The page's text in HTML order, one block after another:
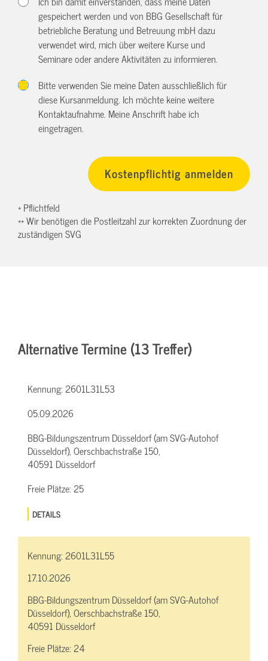
gespeichert werden und von BBG Gesellschaft für
betriebliche Beratung und Betreuung mbH dazu
verwendet wird, mich über weitere Kurse und
Seminare oder andere Aktivitäten zu informieren.
Bitte verwenden Sie meine Daten ausschließlich für
diese Kursanmeldung. Ich möchte keine weitere
Kontaktaufnahme. Meine Anschrift habe ich
eingetragen.
* Pflichtfeld
** Wir benötigen die Postleitzahl zur korrekten Zuordnung der
zuständigen SVG
Alternative Termine (13 Treffer)
Kennung:2601L31L53
05.09.2026
BBG-Bildungszentrum Düsseldorf (am SVG-Autohof
Düsseldorf), Oerschbachstraße 150,
40591 Düsseldorf
Freie Plätze:25
DETAILS
Kennung:2601L31L55
17.10.2026
BBG-Bildungszentrum Düsseldorf (am SVG-Autohof
Düsseldorf), Oerschbachstraße 150,
40591 Düsseldorf
Freie Plätze:24